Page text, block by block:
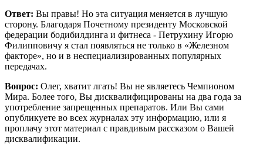
Ответ: Вы правы! Но эта ситуация меняется в лучшую
сторону. Благодаря Почетному президенту Московской
федерации бодибилдинга и фитнеса - Петрухину Игорю
Филипповичу я стал появляться не только в «Железном
факторе», но и в неспециализированных популярных
передачах.
Вопрос: Олег, хватит лгать! Вы не являетесь Чемпионом
Мира. Более того, Вы дисквалифицированы на два года за
употребление запрещенных препаратов. Или Вы сами
опубликуете во всех журналах эту информацию, или я
проплачу этот материал с правдивым рассказом о Вашей
дисквалификации.